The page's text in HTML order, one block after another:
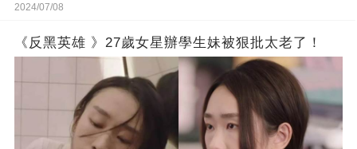
2024/07/08
《反黑英雄 》27歲女星辦學生妹被狠批太老了！